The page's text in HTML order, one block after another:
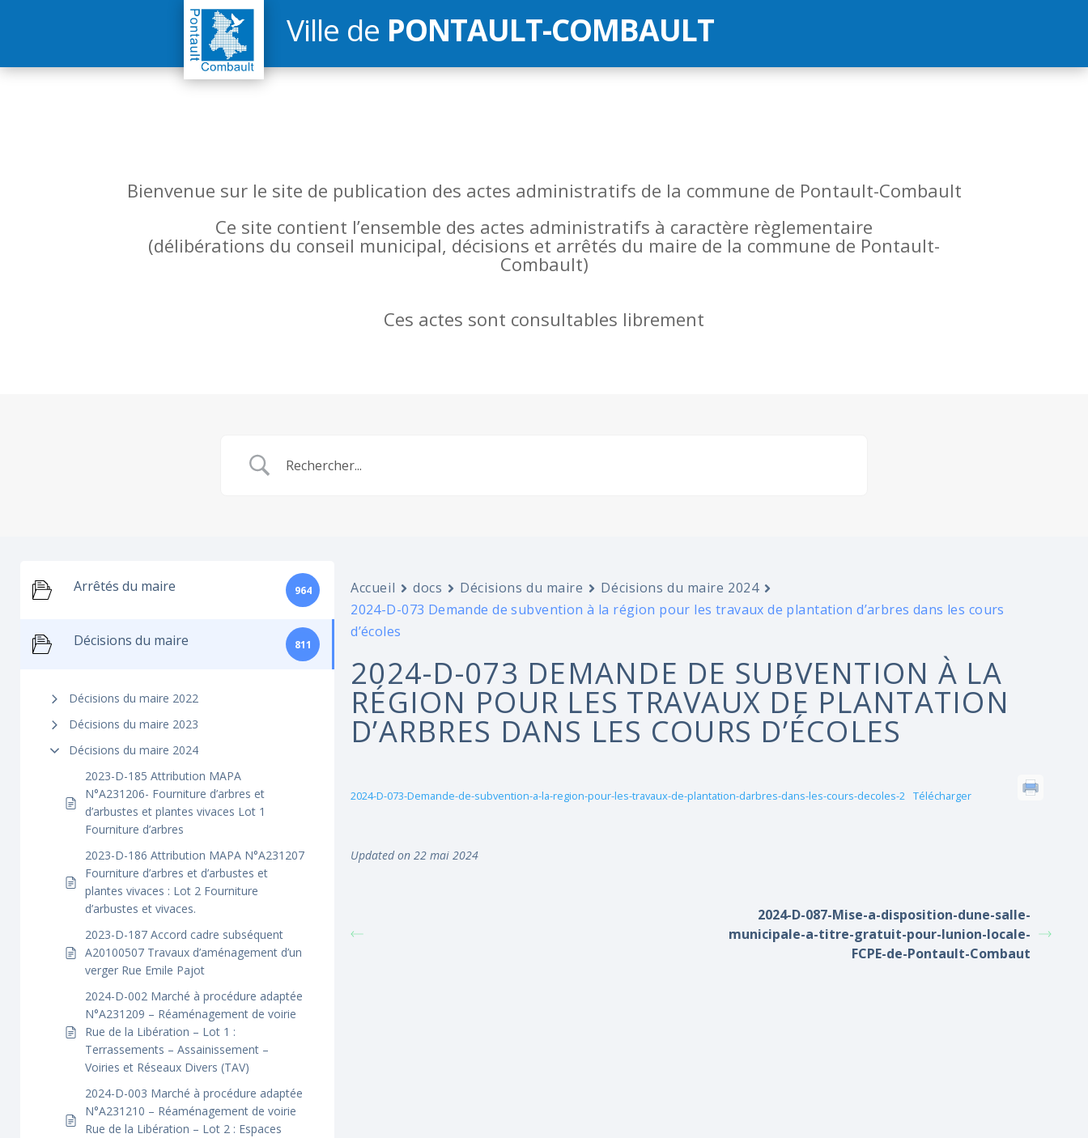
Ville de PONTAULT-COMBAULT
Bienvenue sur le site de publication des actes administratifs de la commune de Pontault-Combault
Ce site contient l’ensemble des actes administratifs à caractère règlementaire
(délibérations du conseil municipal, décisions et arrêtés du maire de la commune de Pontault-
Combault)
Ces actes sont consultables librement
Arrêtés du maire 964
Décisions du maire 811
Décisions du maire 2022
Décisions du maire 2023
Décisions du maire 2024
2023-D-185 Attribution MAPA
N°A231206- Fourniture d’arbres et
d’arbustes et plantes vivaces Lot 1
Fourniture d’arbres
2023-D-186 Attribution MAPA N°A231207
Fourniture d’arbres et d’arbustes et
plantes vivaces : Lot 2 Fourniture
d’arbustes et vivaces.
2023-D-187 Accord cadre subséquent
A20100507 Travaux d’aménagement d’un
verger Rue Emile Pajot
2024-D-002 Marché à procédure adaptée
N°A231209 – Réaménagement de voirie
Rue de la Libération – Lot 1 :
Terrassements – Assainissement –
Voiries et Réseaux Divers (TAV)
2024-D-003 Marché à procédure adaptée
N°A231210 – Réaménagement de voirie
Rue de la Libération – Lot 2 : Espaces
Accueil docs Décisions du maire
Décisions du maire 2024
2024-D-073 Demande de subvention à la région pour les travaux de plantation d’arbres dans les cours
d’écoles
2024-D-073 DEMANDE DE SUBVENTION À LA
RÉGION POUR LES TRAVAUX DE PLANTATION
D’ARBRES DANS LES COURS D’ÉCOLES
2024-D-073-Demande-de-subvention-a-la-region-pour-les-travaux-de-plantation-darbres-dans-les-cours-decoles-2 Télécharger
Updated on 22 mai 2024
2024-D-087-Mise-a-disposition-dune-salle-
municipale-a-titre-gratuit-pour-lunion-locale-
FCPE-de-Pontault-Combaut